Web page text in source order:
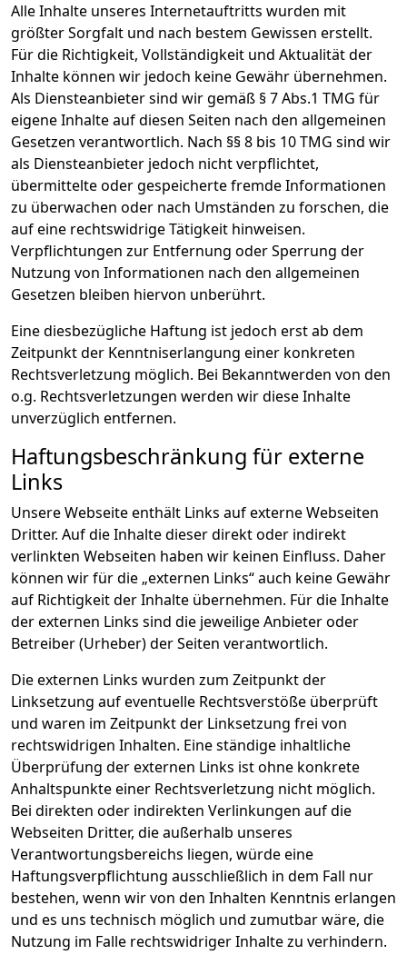
Alle Inhalte unseres Internetauftritts wurden mit
größter Sorgfalt und nach bestem Gewissen erstellt.
Für die Richtigkeit, Vollständigkeit und Aktualität der
Inhalte können wir jedoch keine Gewähr übernehmen.
Als Diensteanbieter sind wir gemäß § 7 Abs.1 TMG für
eigene Inhalte auf diesen Seiten nach den allgemeinen
Gesetzen verantwortlich. Nach §§ 8 bis 10 TMG sind wir
als Diensteanbieter jedoch nicht verpflichtet,
übermittelte oder gespeicherte fremde Informationen
zu überwachen oder nach Umständen zu forschen, die
auf eine rechtswidrige Tätigkeit hinweisen.
Verpflichtungen zur Entfernung oder Sperrung der
Nutzung von Informationen nach den allgemeinen
Gesetzen bleiben hiervon unberührt.
Eine diesbezügliche Haftung ist jedoch erst ab dem
Zeitpunkt der Kenntniserlangung einer konkreten
Rechtsverletzung möglich. Bei Bekanntwerden von den
o.g. Rechtsverletzungen werden wir diese Inhalte
unverzüglich entfernen.
Haftungsbeschränkung für externe
Links
Unsere Webseite enthält Links auf externe Webseiten
Dritter. Auf die Inhalte dieser direkt oder indirekt
verlinkten Webseiten haben wir keinen Einfluss. Daher
können wir für die „externen Links“ auch keine Gewähr
auf Richtigkeit der Inhalte übernehmen. Für die Inhalte
der externen Links sind die jeweilige Anbieter oder
Betreiber (Urheber) der Seiten verantwortlich.
Die externen Links wurden zum Zeitpunkt der
Linksetzung auf eventuelle Rechtsverstöße überprüft
und waren im Zeitpunkt der Linksetzung frei von
rechtswidrigen Inhalten. Eine ständige inhaltliche
Überprüfung der externen Links ist ohne konkrete
Anhaltspunkte einer Rechtsverletzung nicht möglich.
Bei direkten oder indirekten Verlinkungen auf die
Webseiten Dritter, die außerhalb unseres
Verantwortungsbereichs liegen, würde eine
Haftungsverpflichtung ausschließlich in dem Fall nur
bestehen, wenn wir von den Inhalten Kenntnis erlangen
und es uns technisch möglich und zumutbar wäre, die
Nutzung im Falle rechtswidriger Inhalte zu verhindern.